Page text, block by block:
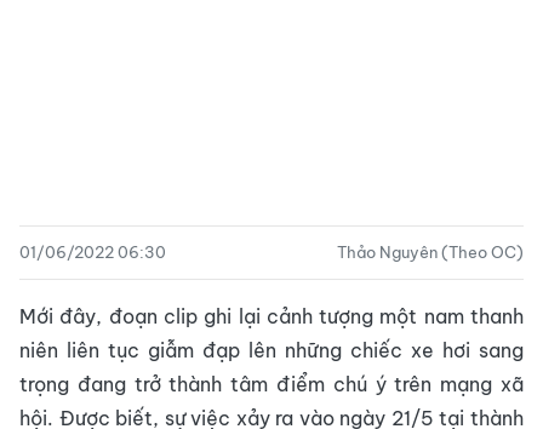
01/06/2022 06:30 Thảo Nguyên (Theo OC)
Mới đây, đoạn clip ghi lại cảnh tượng một nam thanh
niên liên tục giẫm đạp lên những chiếc xe hơi sang
trọng đang trở thành tâm điểm chú ý trên mạng xã
hội. Được biết, sự việc xảy ra vào ngày 21/5 tại thành